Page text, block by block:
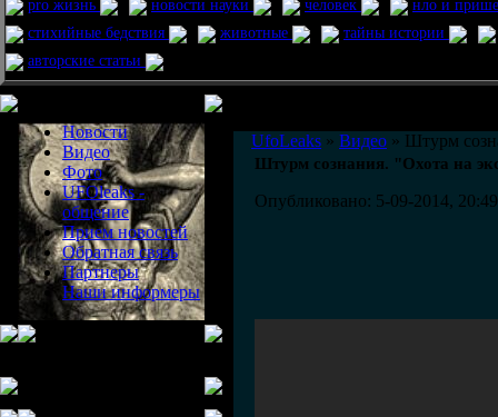
pro жизнь новости науки человек
нло и
стихийные бедствия
животные
тайны истории
авторские статьи
Новости
Видео
Фото
UFOleaks -
общение
Прием новостей
Обратная связь
Партнеры
Наши информеры
UfoLeaks » Видео » Штурм
Штурм сознания. "Охота на
Опубликовано: 5-09-2014, 20:49